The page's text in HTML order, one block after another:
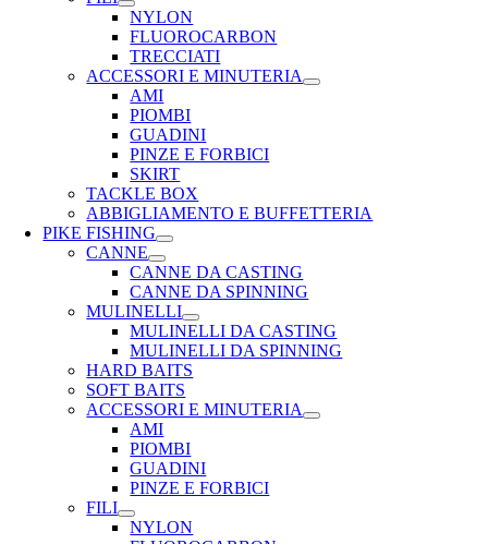
NYLON
FLUOROCARBON
TRECCIATI
ACCESSORI E MINUTERIA
AMI
PIOMBI
GUADINI
PINZE E FORBICI
SKIRT
TACKLE BOX
ABBIGLIAMENTO E BUFFETTERIA
PIKE FISHING
CANNE
CANNE DA CASTING
CANNE DA SPINNING
MULINELLI
MULINELLI DA CASTING
MULINELLI DA SPINNING
HARD BAITS
SOFT BAITS
ACCESSORI E MINUTERIA
AMI
PIOMBI
GUADINI
PINZE E FORBICI
FILI
NYLON